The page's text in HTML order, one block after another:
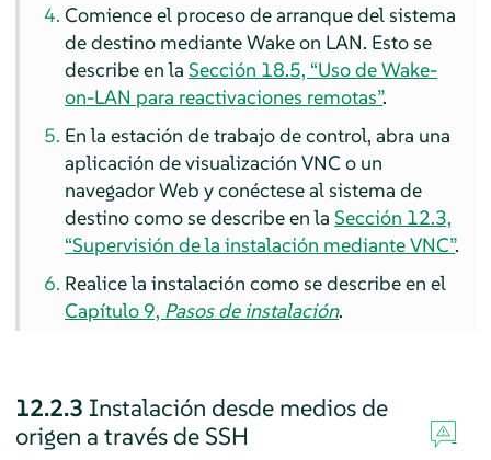
Comience el proceso de arranque del sistema
de destino mediante Wake on LAN. Esto se
describe en laSección 18.5, “Uso de Wake-
on-LAN para reactivaciones remotas”.
En la estación de trabajo de control, abra una
aplicación de visualización VNC o un
navegador Web y conéctese al sistema de
destinocomo se describe en laSección 12.3,
“Supervisión de la instalación mediante VNC”.
Realice la instalación como se describe en el
Capítulo 9, Pasos de instalación.
12.2.3 Instalación desde medios de
origen a través de SSH